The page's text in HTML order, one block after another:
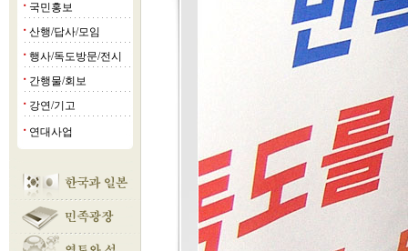
■ 국민홍보
■ 산행/답사/모임
■ 행사/독도방문/전시
■ 간행물/회보
■ 강연/기고
■ 연대사업